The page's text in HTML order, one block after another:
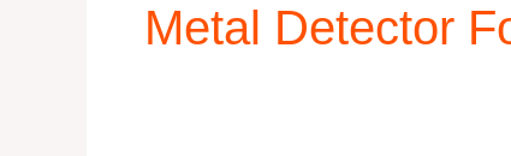
Metal Detector